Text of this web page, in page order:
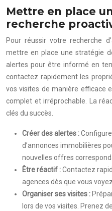
Mettre en place
recherche
Pour réussir votre recherche
mettre en place une stratégie
alertes pour être informé en
contactez rapidement les
vos visites de manière efficace
complet et irréprochable. La
clés du succès.
Créer des alertes :
d’annonces immobilières
nouvelles offres
Être réactif :Contactez
agences dès que vous
Organiser ses visites :
lors de vos visites. Prenez